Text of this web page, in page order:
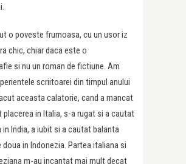
o poveste frumoasa, cu un usor iz
chic, chiar daca este o
si nu un roman de fictiune. Am
scriitoarei din timpul anului
aceasta calatorie, cand a mancat
placerea in Italia, s-a rugat si a cautat
India, a iubit si a cautat balanta
doua in Indonezia. Partea italiana si
m-au incantat mai mult decat